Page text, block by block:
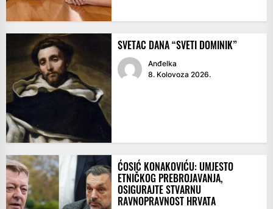
SVETAC DANA “SVETI DOMINIK”
Anđelka
8. Kolovoza 2026.
ĆOSIĆ KONAKOVIĆU: UMJESTO
ETNIČKOG PREBROJAVANJA,
OSIGURAJTE STVARNU
RAVNOPRAVNOST HRVATA